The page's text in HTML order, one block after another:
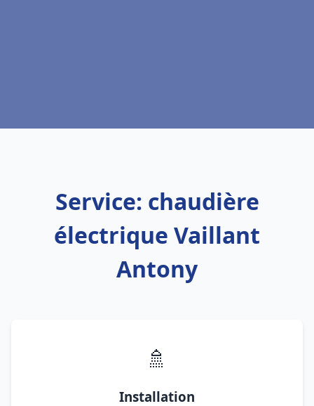
Service: chaudière
électrique Vaillant
Antony
🚿
Installation